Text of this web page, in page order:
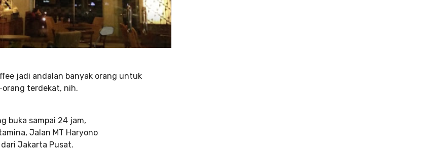
jadi andalan banyak orang untuk
terdekat, nih.
buka sampai 24 jam,
Jalan MT Haryono
Jakarta Pusat.